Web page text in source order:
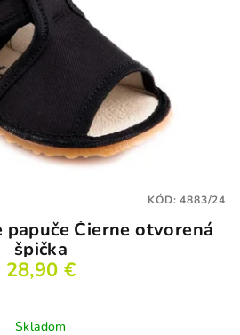
Čierne otvorená
špička
28,90 €
Skladom
KÓD:4883/24